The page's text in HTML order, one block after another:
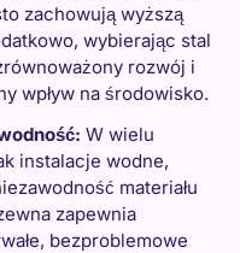
zachowują wyższą
wybierając stal
rozwój i
wpływ na środowisko.
W wielu
instalacje wodne,
materiału
zapewnia
bezproblemowe